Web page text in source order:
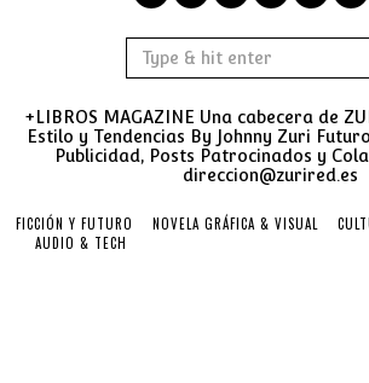
+LIBROS MAGAZINE Una cabecera de
Estilo y Tendencias By Johnny Zuri
Publicidad, Posts Patrocinados y
direccion@zurired.es
FICCIÓN Y FUTURO NOVELA GRÁFICA & VISUAL
AUDIO & TECH